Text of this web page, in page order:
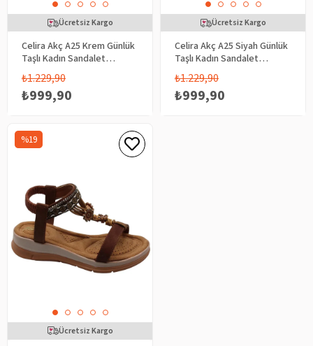
Celira Akç A25 Krem Günlük
Taşlı Kadın Sandalet
Ayakkabı
₺999,90
₺1.229,90
Ücretsiz Kargo
Celira Akç A25 Siyah Günlük
Taşlı Kadın Sandalet
Ayakkabı
₺999,90
₺1.229,90
Ücretsiz Kargo
%19
Ücretsiz Kargo